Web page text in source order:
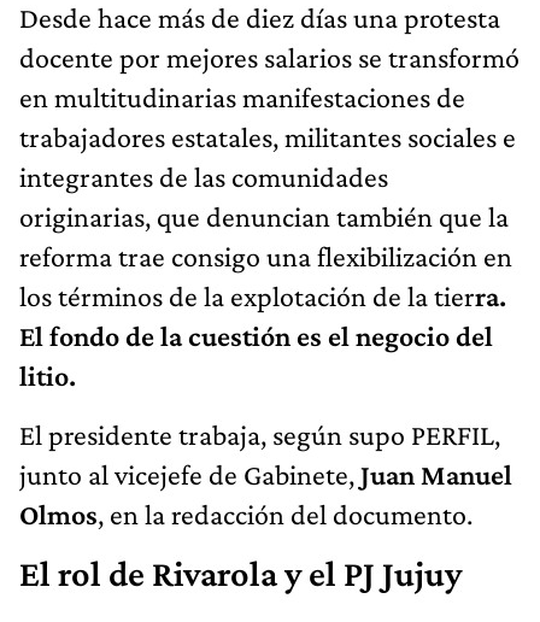
Desde hace más de diez días una protesta
docente por mejores salarios se transformó
en multitudinarias manifestaciones de
trabajadores estatales, militantes sociales e
integrantes de las comunidades
originarias, que denuncian también que la
reforma trae consigo una flexibilización en
los términos de la explotación de la tierra.
El fondo de la cuestión es el negocio del
litio.
El presidente trabaja, según supo PERFIL,
junto al vicejefe de Gabinete,Juan Manuel
Olmos, en la redacción del documento.
El rol de Rivarola y el PJ Jujuy